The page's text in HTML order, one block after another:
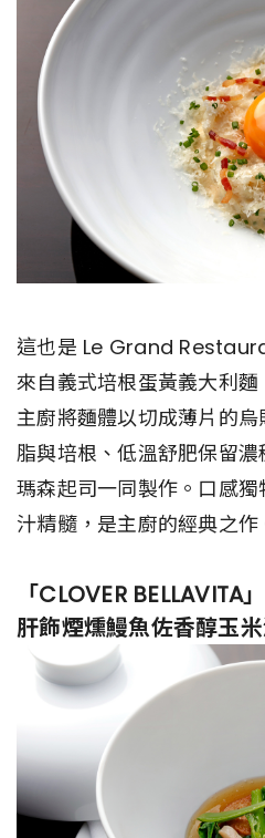
這也是 Le Grand
來自義式培根蛋黃義大利
主廚將麵體以切成薄片的
脂與培根、低溫舒肥保留
瑪森起司一同製作。口感
汁精髓，是主廚的經典之作
「CLOVER
肝飾煙燻鰻魚佐香醇玉